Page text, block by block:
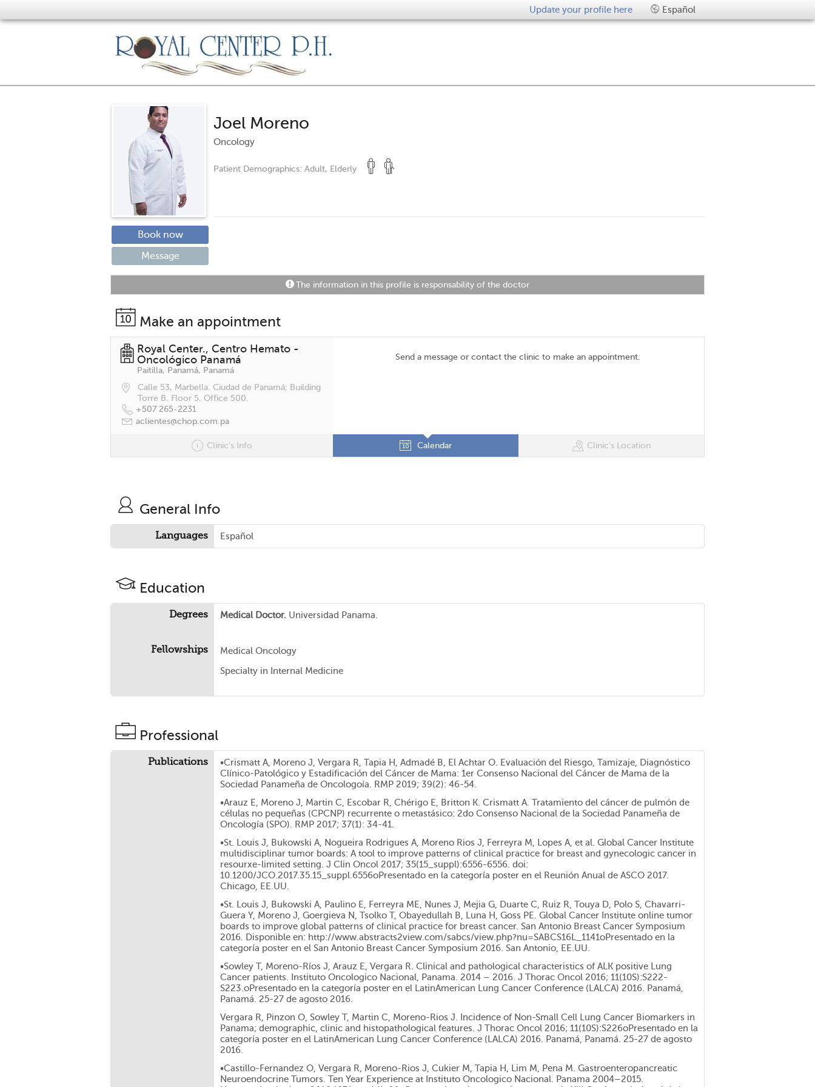
Update your profile here Español
Joel Moreno
Oncology
Patient Demographics: Adult, Elderly
Book now
Message
The information in this profile is responsability of the doctor
Make an appointment
Royal Center., Centro Hemato -
Oncológico Panamá
Paitilla, Panamá, Panamá
Calle 53, Marbella. Ciudad de Panamá; Building
Torre B. Floor 5. Office 500.
+507 265-2231
aclientes@chop.com.pa
Send a message or contact the clinic to make an appointment.
Clinic's Info Calendar Clinic's Location
General Info
Languages Español
Education
Degrees Medical Doctor. Universidad Panama.
Fellowships Medical Oncology
Specialty in Internal Medicine
Professional
Publications
•Crismatt A, Moreno J, Vergara R, Tapia H, Admadé B, El Achtar O. Evaluación del Riesgo, Tamizaje, Diagnóstico
Clínico-Patológico y Estadificación del Cáncer de Mama: 1er Consenso Nacional del Cáncer de Mama de la
Sociedad Panameña de Oncologoía. RMP 2019; 39(2): 46-54.
•Arauz E, Moreno J, Martin C, Escobar R, Chérigo E, Britton K. Crismatt A. Tratamiento del cáncer de pulmón de
células no pequeñas (CPCNP) recurrente o metastásico: 2do Consenso Nacional de la Sociedad Panameña de
Oncología (SPO). RMP 2017; 37(1): 34-41.
•St. Louis J, Bukowski A, Nogueira Rodrigues A, Moreno Rios J, Ferreyra M, Lopes A, et al. Global Cancer Institute
multidisciplinar tumor boards: A tool to improve patterns of clinical practice for breast and gynecologic cancer in
resourxe-limited setting. J Clin Oncol 2017; 35(15_suppl):6556-6556. doi:
10.1200/JCO.2017.35.15_suppl.6556oPresentado en la categoría poster en el Reunión Anual de ASCO 2017.
Chicago, EE.UU.
•St. Louis J, Bukowski A, Paulino E, Ferreyra ME, Nunes J, Mejia G, Duarte C, Ruiz R, Touya D, Polo S, Chavarri-
Guera Y, Moreno J, Goergieva N, Tsolko T, Obayedullah B, Luna H, Goss PE. Global Cancer Institute online tumor
boards to improve global patterns of clinical practice for breast cancer. San Antonio Breast Cancer Symposium
2016. Disponible en: http://www.abstracts2view.com/sabcs/view.php?nu=SABCS16L_1141oPresentado en la
categoría poster en el San Antonio Breast Cancer Symposium 2016. San Antonio, EE.UU.
•Sowley T, Moreno-Ríos J, Arauz E, Vergara R. Clinical and pathological characteristics of ALK positive Lung
Cancer patients. Instituto Oncologico Nacional, Panama. 2014 – 2016. J Thorac Oncol 2016; 11(10S):S222-
S223.oPresentado en la categoría poster en el LatinAmerican Lung Cancer Conference (LALCA) 2016. Panamá,
Panamá. 25-27 de agosto 2016.
Vergara R, Pinzon O, Sowley T, Martin C, Moreno-Rios J. Incidence of Non-Small Cell Lung Cancer Biomarkers in
Panama; demographic, clinic and histopathological features. J Thorac Oncol 2016; 11(10S):S226oPresentado en la
categoría poster en el LatinAmerican Lung Cancer Conference (LALCA) 2016. Panamá, Panamá. 25-27 de agosto
2016.
•Castillo-Fernandez O, Vergara R, Moreno-Rios J, Cukier M, Tapia H, Lim M, Pena M. Gastroenteropancreatic
Neuroendocrine Tumors. Ten Year Experience at Instituto Oncologico Nacional. Panama 2004–2015.